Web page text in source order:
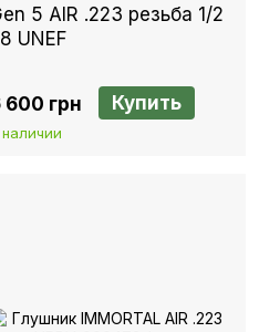
5 AIR .223 резьба 1/2
UNEF
600 грн Купить